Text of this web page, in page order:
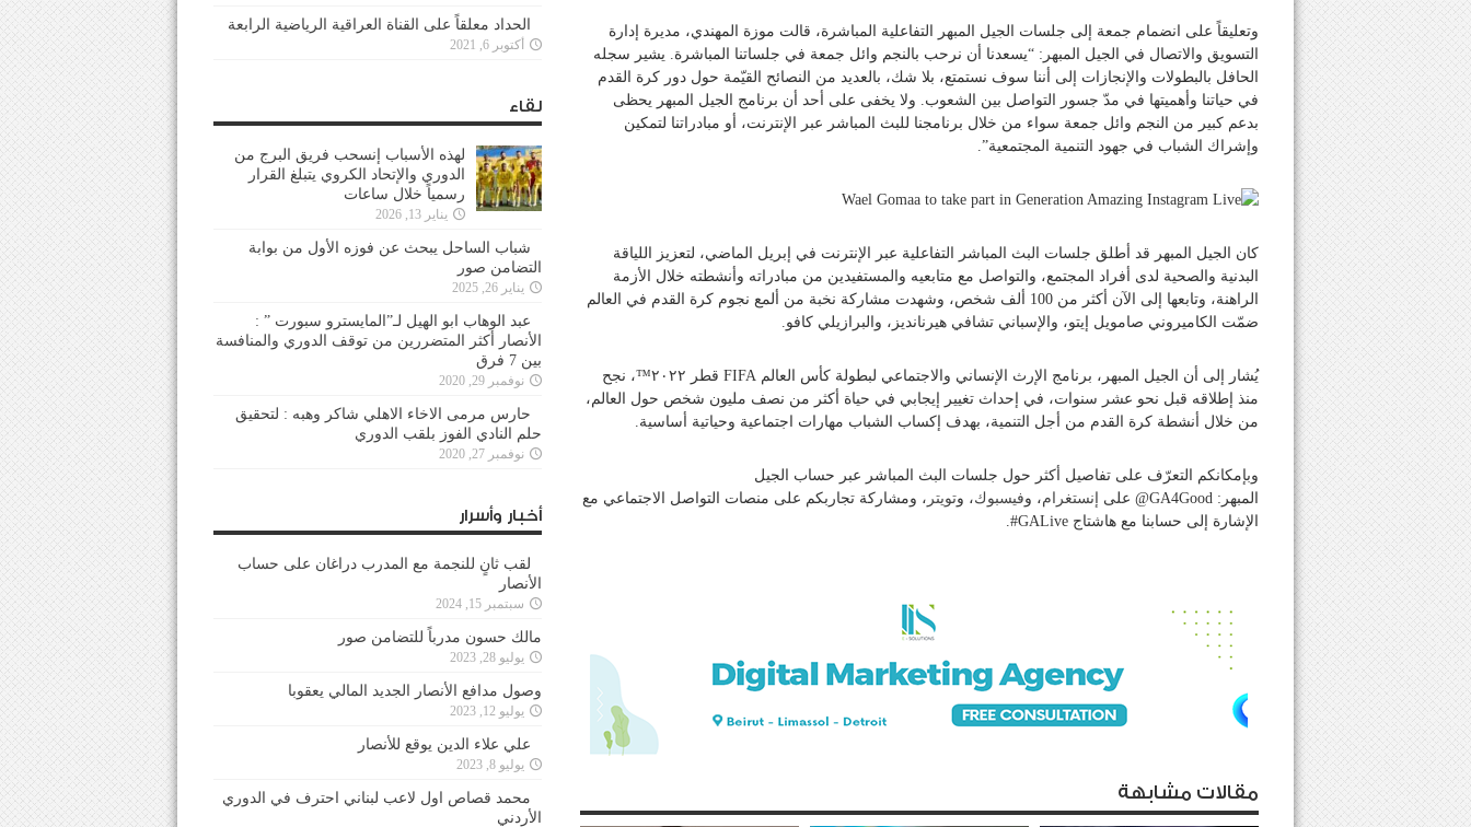
وتعليقاً على انضمام جمعة إلى جلسات الجيل المبهر التفاعلية المباشرة، قالت موزة المهندي، مديرة إدارة
التسويق والاتصال في الجيل المبهر: “يسعدنا أن نرحب بالنجم وائل جمعة في جلساتنا المباشرة. يشير سجله
الحافل بالبطولات والإنجازات إلى أننا سوف نستمتع، بلا شك، بالعديد من النصائح القيّمة حول دور كرة القدم
في حياتنا وأهميتها في مدّ جسور التواصل بين الشعوب. ولا يخفى على أحد أن برنامج الجيل المبهر يحظى
بدعم كبير من النجم وائل جمعة سواء من خلال برنامجنا للبث المباشر عبر الإنترنت، أو مبادراتنا لتمكين
وإشراك الشباب في جهود التنمية المجتمعية”.
كان الجيل المبهر قد أطلق جلسات البث المباشر التفاعلية عبر الإنترنت في إبريل الماضي، لتعزيز اللياقة
البدنية والصحية لدى أفراد المجتمع، والتواصل مع متابعيه والمستفيدين من مبادراته وأنشطته خلال الأزمة
الراهنة، وتابعها إلى الآن أكثر من 100 ألف شخص، وشهدت مشاركة نخبة من ألمع نجوم كرة القدم في العالم
ضمّت الكاميروني صامويل إيتو، والإسباني تشافي هيرنانديز، والبرازيلي كافو.
يُشار إلى أن الجيل المبهر، برنامج الإرث الإنساني والاجتماعي لبطولة كأس العالمFIFA
قطر ٢٠٢٢™، نجح
منذ إطلاقه قبل نحو عشر سنوات، في إحداث تغيير إيجابي في حياة أكثر من نصف مليون شخص حول العالم،
من خلال أنشطة كرة القدم من أجل التنمية، بهدف إكساب الشباب مهارات اجتماعية وحياتية أساسية.
وبإمكانكم التعرّف على تفاصيل أكثر حول جلسات البث المباشر عبر حساب الجيل
المبهر:@GA4Good على إنستغرام، وفيسبوك، وتويتر ، ومشاركة تجاربكم على منصات التواصل الاجتماعي مع
الإشارة إلى حسابنا مع هاشتاج#GALive
.
مقالات مشابهة
الحداد معلقاً على القناة العراقية الرياضية الرابعة
أكتوبر 6, 2021
لقاء
لهذه الأسباب إنسحب فريق البرج من
الدوري والإتحاد الكروي يتبلغ القرار
رسمياً خلال ساعات
يناير 13, 2026
شباب الساحل يبحث عن فوزه الأول من بوابة
التضامن صور
يناير 26, 2025
عبد الوهاب ابو الهيل لـ”المايسترو سبورت ” :
الأنصار أكثر المتضررين من توقف الدوري والمنافسة
بين 7 فرق
نوفمبر 29, 2020
حارس مرمى الاخاء الاهلي شاكر وهبه : لتحقيق
حلم النادي الفوز بلقب الدوري
نوفمبر 27, 2020
أخبار وأسرار
لقب ثانٍ للنجمة مع المدرب دراغان على حساب
الأنصار
سبتمبر 15, 2024
مالك حسون مدرباً للتضامن صور
يوليو 28, 2023
وصول مدافع الأنصار الجديد المالي يعقوبا
يوليو 12, 2023
علي علاء الدين يوقع للأنصار
يوليو 8, 2023
محمد قصاص اول لاعب لبناني احترف في الدوري
الأردني